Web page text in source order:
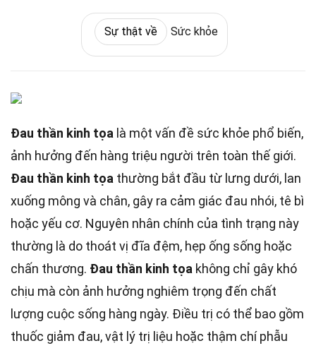
Sự thật về Sức khỏe
Đau thần kinh tọa là một vấn đề sức khỏe phổ biến,
ảnh hưởng đến hàng triệu người trên toàn thế giới.
Đau thần kinh tọa thường bắt đầu từ lưng dưới, lan
xuống mông và chân, gây ra cảm giác đau nhói, tê bì
hoặc yếu cơ. Nguyên nhân chính của tình trạng này
thường là do thoát vị đĩa đệm, hẹp ống sống hoặc
chấn thương. Đau thần kinh tọa không chỉ gây khó
chịu mà còn ảnh hưởng nghiêm trọng đến chất
lượng cuộc sống hàng ngày. Điều trị có thể bao gồm
thuốc giảm đau, vật lý trị liệu hoặc thậm chí phẫu